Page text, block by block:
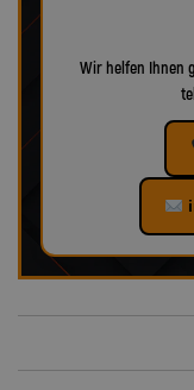
Wir helfen Ihnen